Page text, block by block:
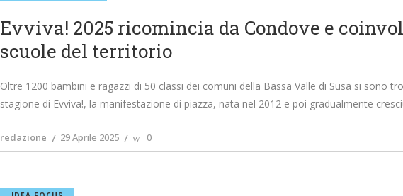
Evviva! 2025 ricomincia da Condove e
scuole del territorio
Oltre 1200 bambini e ragazzi di 50 classi dei comuni della Bassa Valle di Susa si sono
stagione di Evviva!, la manifestazione di piazza, nata nel 2012 e poi gradualmente
redazione 29 Aprile 2025 0